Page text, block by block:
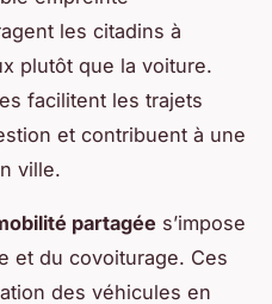
les citadins à
plutôt que la voiture.
facilitent les trajets
et contribuent à une
ville.
partagée s’impose
et du covoiturage. Ces
des véhicules en